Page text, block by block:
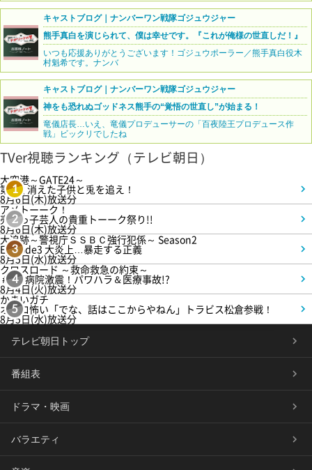
キャストブログ｜ナンバーワン戦隊ゴジュウジャー
熊手真白を演じられて、僕は幸せです。『これが俺様の世直しだ！』
いつも応援ありがとうございます！ゴジュウポーラー／熊手真白役木
村魁希です。ナンバ
キャストブログ｜ナンバーワン戦隊ゴジュウジャー
神をも恐れぬゴッドネス熊手の“覚悟の世直し”が始まる！
竜儀店長…いえ、竜儀プロデューサーの「百夜陸王プロデュース作
戦」ビックリでしたね
TVer視聴ランキング（テレビ朝日）
1
大空港～GATE24～
第3話 消えた子供と兎を追え！
8月6日(木)放送分
2
アメトーーク！
売れっ子芸人の貴重トーーク祭り!!
8月6日(木)放送分
3
大追跡～警視庁ＳＳＢＣ強行犯係～ Season2
Episode3 大炎上…暴走する正義
8月5日(水)放送分
4
クロスロード ～救命救急の約束～
＃5 病院激震！パワハラ＆医療事故!?
8月4日(火)放送分
5
かまいガチ
オモロ怖い「でな、話はここからやねん」トラビス松倉参戦！
8月5日(水)放送分
テレビ朝日トップ
番組表
ドラマ・映画
バラエティ